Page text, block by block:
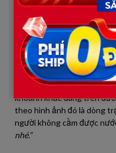
[MUA 1 TẶNG 1] Túi
Nước Giặt Xả 1.2kg Mùi
Nhiều khán giả nhận xét
Văn Thắng không chỉ đơn
giống như tình cảm chị
Trong đêm muộn, Hòa
khoảnh khắc đang trên
theo hình ảnh đó là dòng
người không cầm được
nhé.”